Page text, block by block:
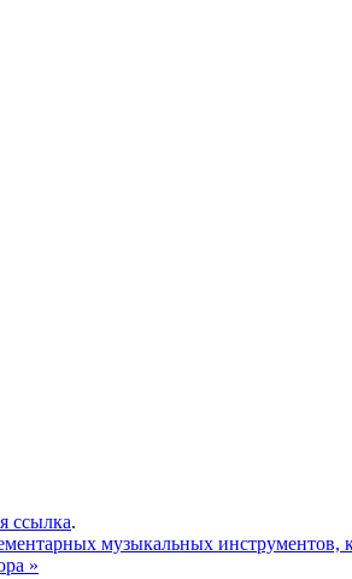
ссылка.
музыкальных инструментов,
»